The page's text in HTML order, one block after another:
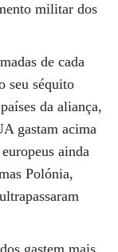
militar dos
de cada
seu séquito
da aliança,
gastam acima
ainda
Polónia,
gastem mais